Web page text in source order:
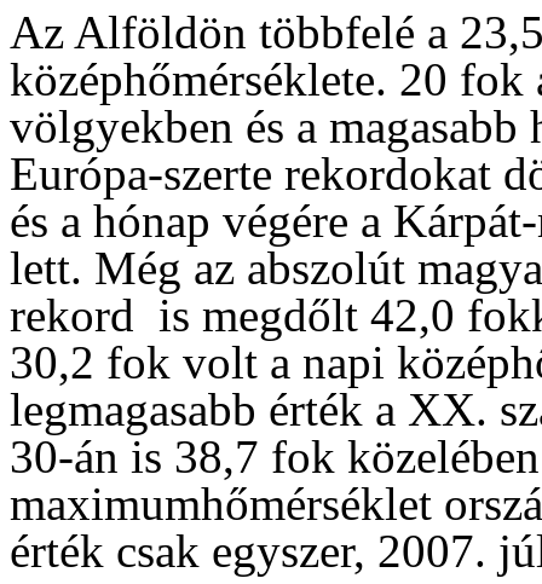
Az Alföldön többfelé a
középhőmérséklete. 20 fok
völgyekben és a
Európa-szerte rekordokat
és a hónap végére a
lett. Még az abszolút
rekord is megdőlt 42,0
30,2 fok volt a napi
legmagasabb érték a XX.
30-án is 38,7 fok
maximumhőmérséklet
érték csak egyszer, 2007.